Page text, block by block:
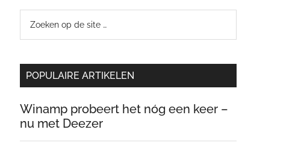
site
POPULAIRE ARTIKELEN
Winamp probeert het nóg een keer –
nu met Deezer